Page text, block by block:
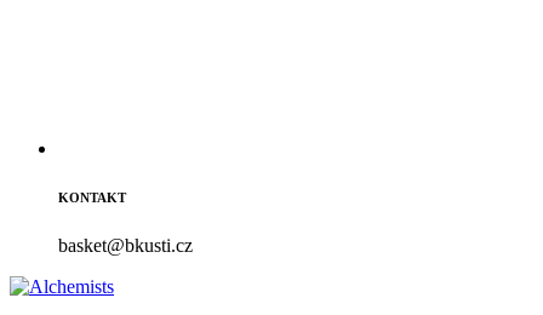
KONTAKT
basket@bkusti.cz